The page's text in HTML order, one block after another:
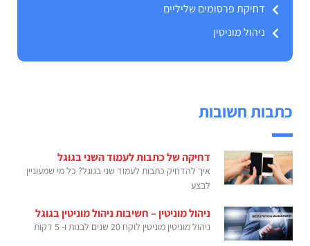
דחיקת פרסומים שליליים
ניהול מוניטין
כתבות חשובות
דחיקה של כתבות לעמוד השני בגוגל
איך להדחיק כתבות לעמוד שני בגוגל? כל מי שמעוניין
לבצע
ניהול מוניטין – חשיבות ניהול מוניטין בגוגל
ניהול מוניטין מוניטין לוקח 20 שנים לבנות ו- 5 דקות